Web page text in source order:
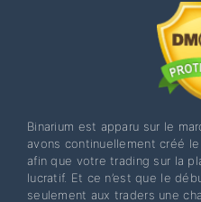
Binarium est apparu sur le
avons continuellement créé
afin que votre trading sur la
lucratif. Et ce n’est que le
seulement aux traders une